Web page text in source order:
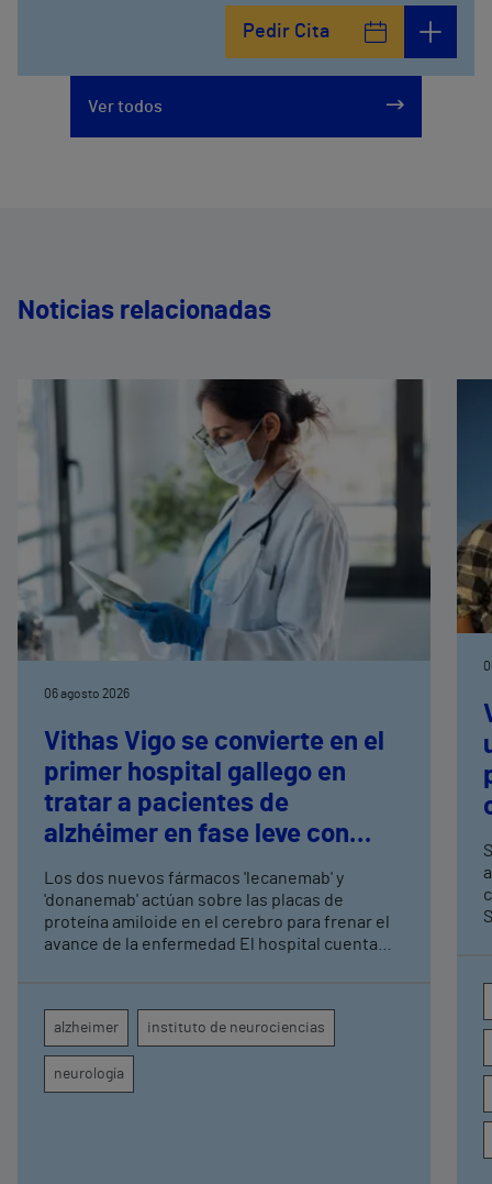
Pedir Cita
Ver todos
Noticias relacionadas
06 agosto 2026
Vithas Vigo se convierte en el
primer hospital gallego en
tratar a pacientes de
alzhéimer en fase leve con
Los dos nuevos fármacos 'lecanemab' y
'donanemab' actúan sobre las placas de
proteína amiloide en el cerebro para frenar el
avance de la enfermedad El hospital cuenta
seguimiento clínico de cada paciente
alzheimer instituto de neurociencias
neurología